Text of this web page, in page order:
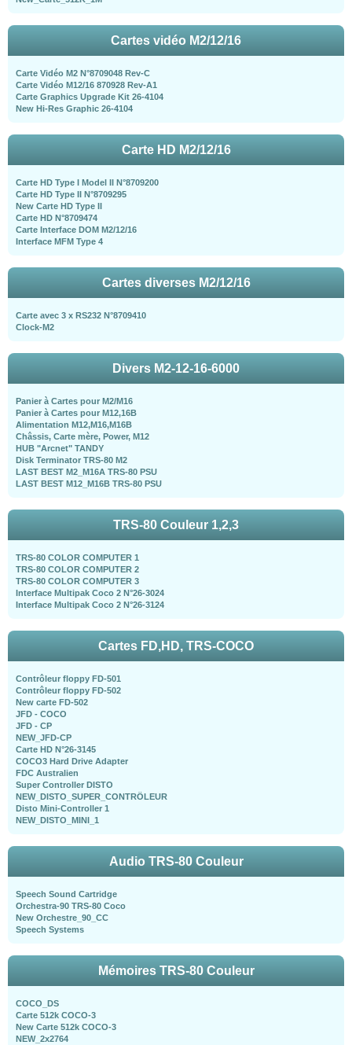
Cartes vidéo M2/12/16
Carte Vidéo M2 N°8709048 Rev-C
Carte Vidéo M12/16 870928 Rev-A1
Carte Graphics Upgrade Kit 26-4104
New Hi-Res Graphic 26-4104
Carte HD M2/12/16
Carte HD Type I Model II N°8709200
Carte HD Type II N°8709295
New Carte HD Type II
Carte HD N°8709474
Carte Interface DOM M2/12/16
Interface MFM Type 4
Cartes diverses M2/12/16
Carte avec 3 x RS232 N°8709410
Clock-M2
Divers M2-12-16-6000
Panier à Cartes pour M2/M16
Panier à Cartes pour M12,16B
Alimentation M12,M16,M16B
Châssis, Carte mère, Power, M12
HUB "Arcnet" TANDY
Disk Terminator TRS-80 M2
LAST BEST M2_M16A TRS-80 PSU
LAST BEST M12_M16B TRS-80 PSU
TRS-80 Couleur 1,2,3
TRS-80 COLOR COMPUTER 1
TRS-80 COLOR COMPUTER 2
TRS-80 COLOR COMPUTER 3
Interface Multipak Coco 2 N°26-3024
Interface Multipak Coco 2 N°26-3124
Cartes FD,HD, TRS-COCO
Contrôleur floppy FD-501
Contrôleur floppy FD-502
New carte FD-502
JFD - COCO
JFD - CP
NEW_JFD-CP
Carte HD N°26-3145
COCO3 Hard Drive Adapter
FDC Australien
Super Controller DISTO
NEW_DISTO_SUPER_CONTRÖLEUR
Disto Mini-Controller 1
NEW_DISTO_MINI_1
Audio TRS-80 Couleur
Speech Sound Cartridge
Orchestra-90 TRS-80 Coco
New Orchestre_90_CC
Speech Systems
Mémoires TRS-80 Couleur
COCO_DS
Carte 512k COCO-3
New Carte 512k COCO-3
NEW_2x2764